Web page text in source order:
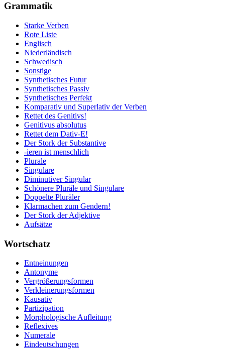
Grammatik
Starke Verben
Rote Liste
Englisch
Niederländisch
Schwedisch
Sonstige
Synthetisches Futur
Synthetisches Passiv
Synthetisches Perfekt
Komparativ und Superlativ der Verben
Rettet des Genitivs!
Genitivus absolutus
Rettet dem Dativ-E!
Der Stork der Substantive
-ieren ist menschlich
Plurale
Singulare
Diminutiver Singular
Schönere Pluräle und Singulare
Doppelte Pluräler
Klarmachen zum Gendern!
Der Stork der Adjektive
Aufsätze
Wortschatz
Entneinungen
Antonyme
Vergrößerungsformen
Verkleinerungsformen
Kausativ
Partizipation
Morphologische Aufleitung
Reflexives
Numerale
Eindeutschungen